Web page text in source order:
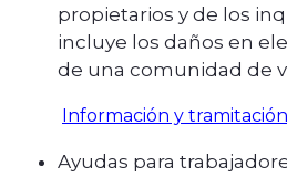
propietarios y de los
incluye los daños en
de una comunidad de
Información y tramitación
Ayudas para